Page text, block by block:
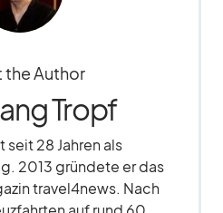
the Author
Tropf
28 Jahren als
2013 gründete er das
travel4news. Nach